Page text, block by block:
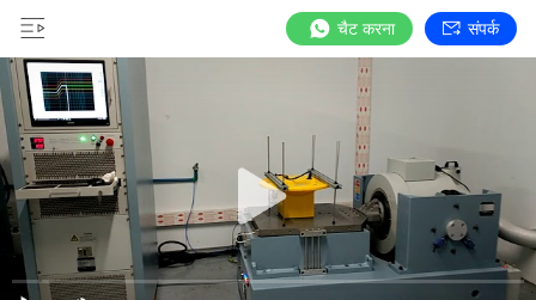
चैट करना संपर्क